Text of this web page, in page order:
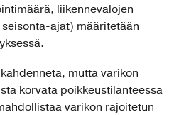
liikennevalojen
ajat) määritetään
mutta varikon
korvata poikkeustilanteessa
varikon rajoitetun